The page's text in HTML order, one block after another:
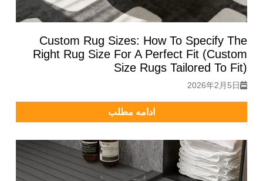
Custom Rug Sizes: How To Specify The
Right Rug Size For A Perfect Fit (Custom
Size Rugs Tailored To Fit)
2026年2月5日
ادامه مطلب